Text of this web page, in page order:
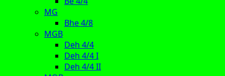
MG
Bhe 4/8
MGB
Deh 4/4
Deh 4/4 I
Deh 4/4 II